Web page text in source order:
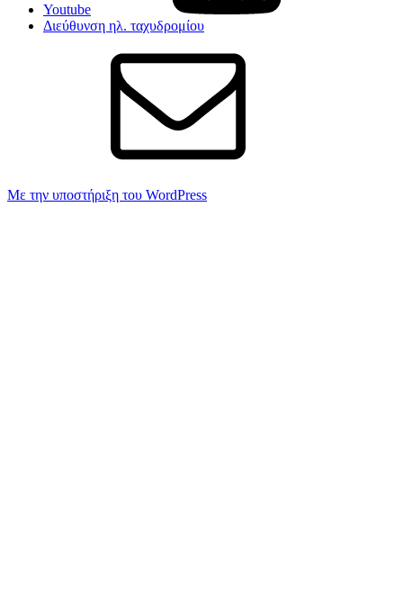
Youtube
Διεύθυνση ηλ. ταχυδρομίου
Με την υποστήριξη του WordPress